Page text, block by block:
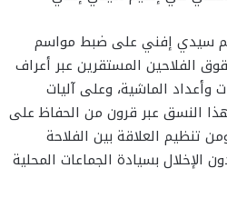
سيدي إفني على ضبط مواسم
الفلاحين المستقرين عبر أعراف
وأعداد الماشية، وعلى آليات
النسق عبر قرون من الحفاظ على
تنظيم العلاقة بين الفلاحة
الإخلال بسيادة الجماعات المحلية